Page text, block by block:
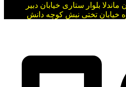
ماندلا بلوار ستاری خیابان دبیر